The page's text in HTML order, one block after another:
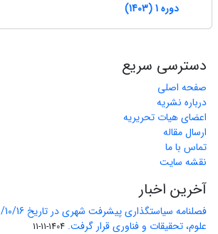
دوره 1 (1403)
دسترسی سریع
صفحه اصلی
درباره نشریه
اعضای هیات تحریریه
ارسال مقاله
تماس با ما
نقشه سایت
آخرین اخبار
علوم، تحقیقات و فناوری قرار گرفت. 1404-11-11